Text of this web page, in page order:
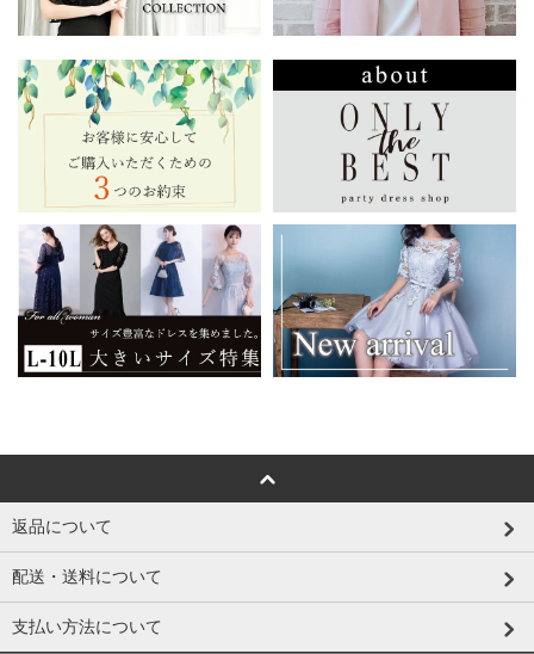
返品について
配送・送料について
支払い方法について